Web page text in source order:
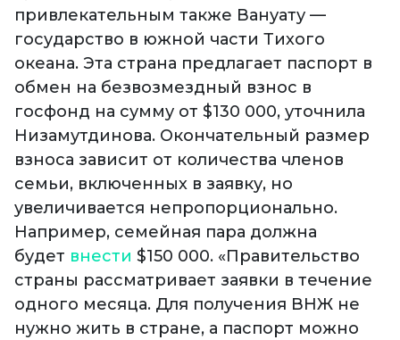
привлекательным также Вануату —
государство в южной части Тихого
океана. Эта страна предлагает паспорт в
обмен на безвозмездный взнос в
госфонд на сумму от $130 000, уточнила
Низамутдинова. Окончательный размер
взноса зависит от количества членов
семьи, включенных в заявку, но
увеличивается непропорционально.
Например, семейная пара должна
будет внести $150 000. «Правительство
страны рассматривает заявки в течение
одного месяца. Для получения ВНЖ не
нужно жить в стране, а паспорт можно